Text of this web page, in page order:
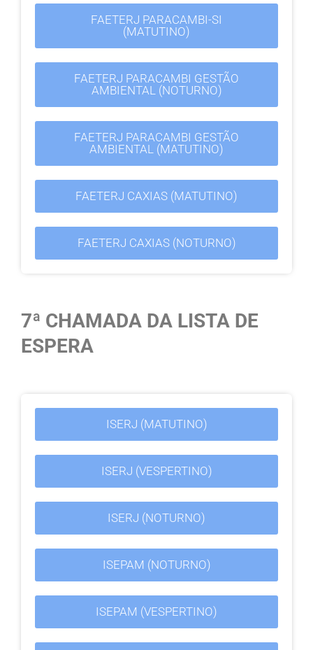
FAETERJ PARACAMBI-SI
(MATUTINO)
FAETERJ PARACAMBI GESTÃO
AMBIENTAL (NOTURNO)
FAETERJ PARACAMBI GESTÃO
AMBIENTAL (MATUTINO)
FAETERJ CAXIAS (MATUTINO)
FAETERJ CAXIAS (NOTURNO)
7ª CHAMADA DA LISTA DE
ESPERA
ISERJ (MATUTINO)
ISERJ (VESPERTINO)
ISERJ (NOTURNO)
ISEPAM (NOTURNO)
ISEPAM (VESPERTINO)